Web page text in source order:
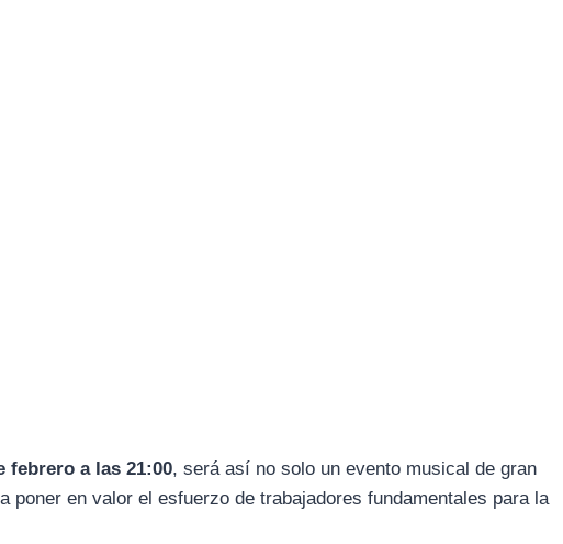
febrero a las 21:00, será así no solo un evento musical de gran
poner en valor el esfuerzo de trabajadores fundamentales para la